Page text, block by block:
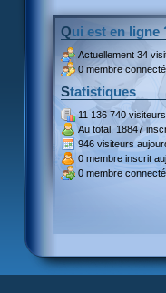
Qui est en ligne
Actuellement 34
0 membre connecté.
Statistiques
11 136 740 visiteurs
Au total, 18847
946 visiteurs
0 membre inscrit
0 membre